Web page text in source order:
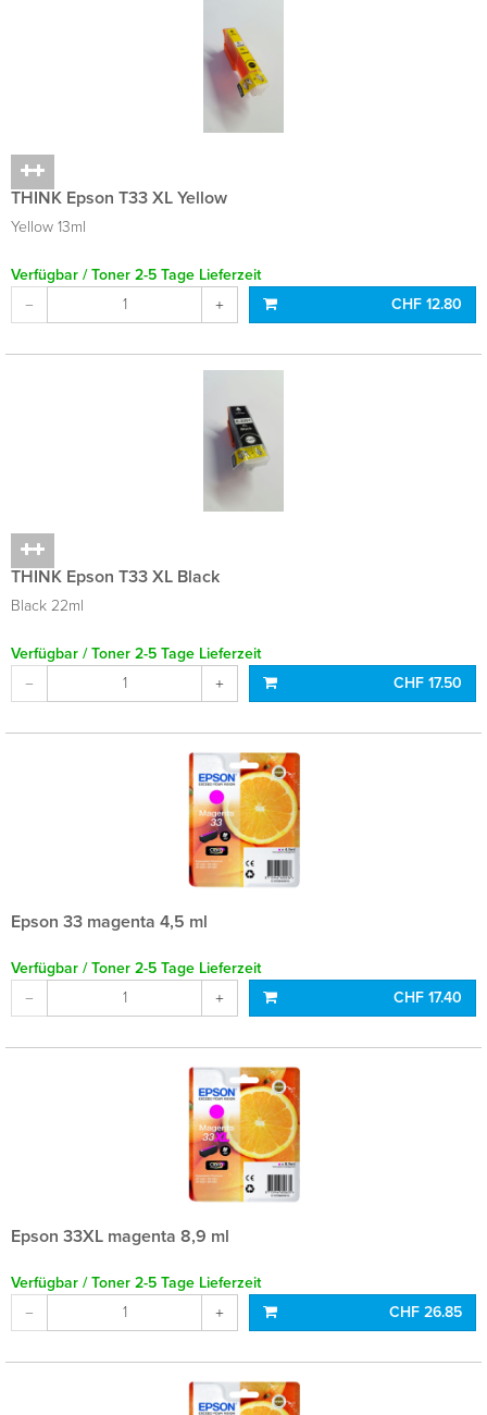
THINK Epson T33 XL Yellow
Yellow 13ml
Verfügbar / Toner 2-5 Tage Lieferzeit
CHF 12.80
THINK Epson T33 XL Black
Black 22ml
Verfügbar / Toner 2-5 Tage Lieferzeit
CHF 17.50
Epson 33 magenta 4,5 ml
Verfügbar / Toner 2-5 Tage Lieferzeit
CHF 17.40
Epson 33XL magenta 8,9 ml
Verfügbar / Toner 2-5 Tage Lieferzeit
CHF 26.85